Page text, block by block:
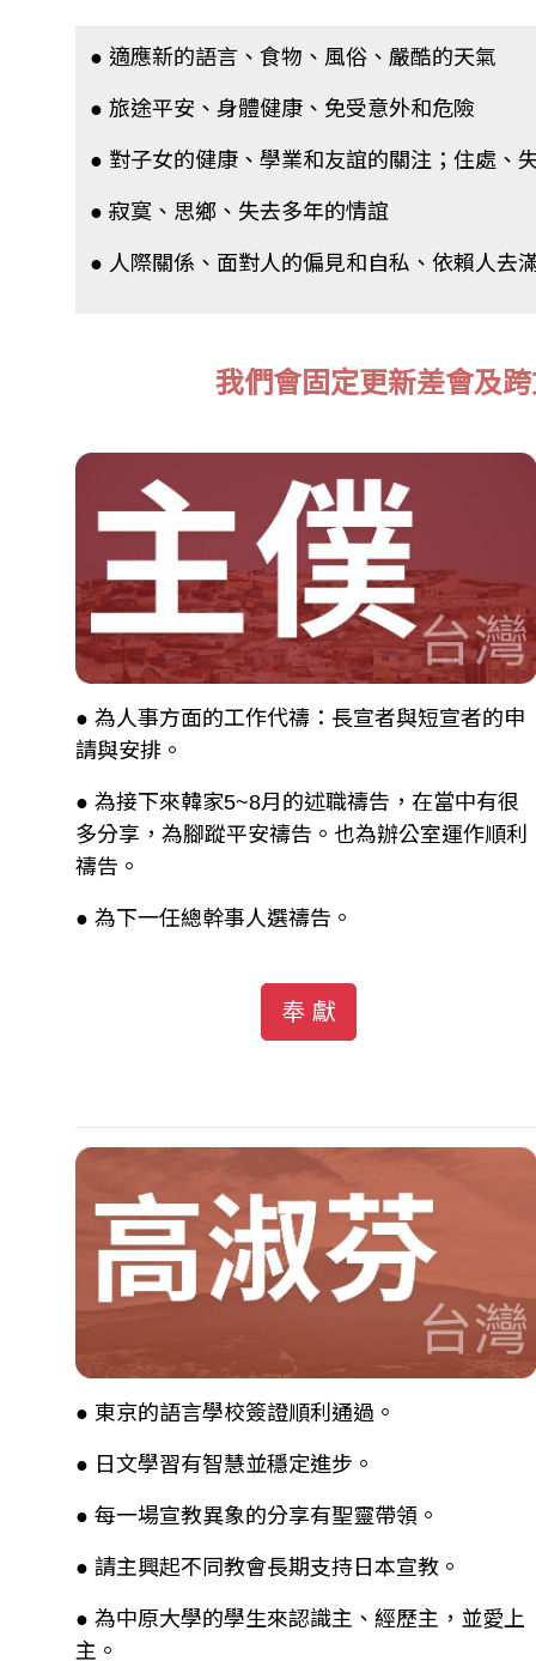
● 適應新的語言、食物、風俗、嚴酷的天氣
● 旅途平安、身體健康、免受意外和危險
● 對子女的健康、學業和友誼的關注；住處、
● 寂寞、思鄉、失去多年的情誼
● 人際關係、面對人的偏見和自私、依賴人去
我們會固定更新差會及
● 為人事方面的工作代禱：長宣者與短宣者的申
請與安排。
● 為接下來韓家5~8月的述職禱告，在當中有很
多分享，為腳蹤平安禱告。也為辦公室運作順利
禱告。
● 為下一任總幹事人選禱告。
奉 獻
● 東京的語言學校簽證順利通過。
● 日文學習有智慧並穩定進步。
● 每一場宣教異象的分享有聖靈帶領。
● 請主興起不同教會長期支持日本宣教。
● 為中原大學的學生來認識主、經歷主，並愛上
主。